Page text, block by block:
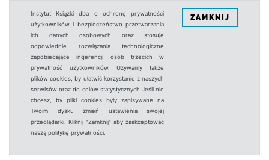
Instytut Książki dba o ochronę prywatności
użytkowników i bezpieczeństwo przetwarzania
ich danych osobowych oraz stosuje
odpowiednie rozwiązania technologiczne
zapobiegające ingerencji osób trzecich w
prywatność użytkowników. Używamy także
plików cookies, by ułatwić korzystanie z naszych
serwisów oraz do celów statystycznych.Jeśli nie
chcesz, by pliki cookies były zapisywane na
Twoim dysku zmień ustawienia swojej
przeglądarki. Kliknij "Zamknij" aby zaakceptować
naszą politykę prywatności.
ZAMKNIJ